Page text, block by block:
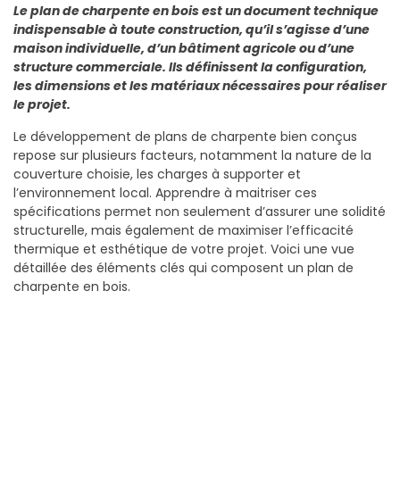
Le plan de charpente en bois est un document technique
indispensable à toute construction, qu’il s’agisse d’une
maison individuelle, d’un bâtiment agricole ou d’une
structure commerciale. Ils définissent la configuration,
les dimensions et les matériaux nécessaires pour réaliser
le projet.
Le développement de plans de charpente bien conçus
repose sur plusieurs facteurs, notamment la nature de la
couverture choisie, les charges à supporter et
l’environnement local. Apprendre à maitriser ces
spécifications permet non seulement d’assurer une solidité
structurelle, mais également de maximiser l’efficacité
thermique et esthétique de votre projet. Voici une vue
détaillée des éléments clés qui composent un plan de
charpente en bois.